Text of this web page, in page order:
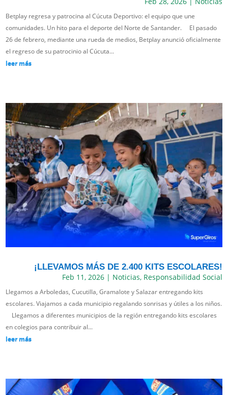
Betplay regresa y patrocina al Cúcuta Deportivo: el equipo que une
comunidades. Un hito para el deporte del Norte de Santander. El pasado
26 de febrero, mediante una rueda de medios, Betplay anunció oficialmente
el regreso de su patrocinio al Cúcuta...
leer más
¡LLEVAMOS MÁS DE 2.400 KITS ESCOLARES!
Feb 11, 2026| Noticias, Responsabilidad Social
Llegamos a Arboledas, Cucutilla, Gramalote y Salazar entregando kits
escolares. Viajamos a cada municipio regalando sonrisas y útiles a los niños.
Llegamos a diferentes municipios de la región entregando kits escolares
en colegios para contribuir al...
leer más